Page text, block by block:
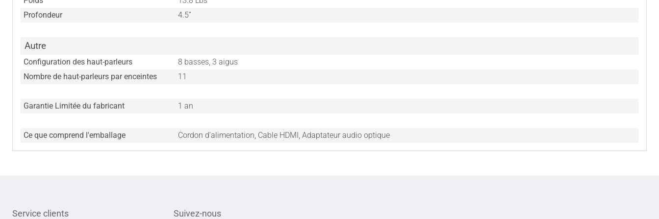
Profondeur
4.5”
Autre
Configuration des haut-parleurs
8 basses, 3 aigus
Nombre de haut-parleurs par enceintes
11
Garantie Limitée du fabricant 1 an
Ce que comprend l'emballage Cordon d’alimentation, Cable HDMI, Adaptateur audio optique
Service clients Suivez-nous